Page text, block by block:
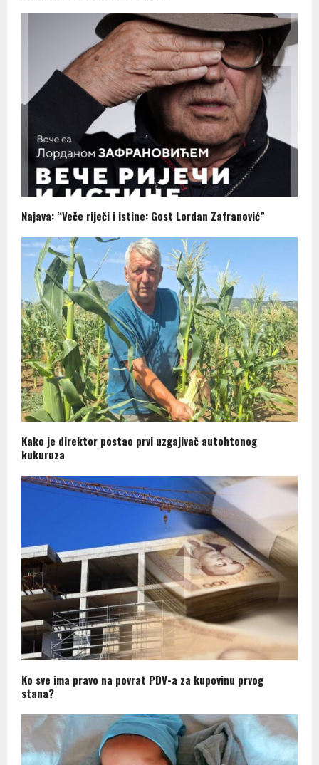
Najava: “Veče riječi i istine: Gost Lordan Zafranović”
Kako je direktor postao prvi uzgajivač autohtonog
kukuruza
Ko sve ima pravo na povrat PDV-a za kupovinu prvog
stana?